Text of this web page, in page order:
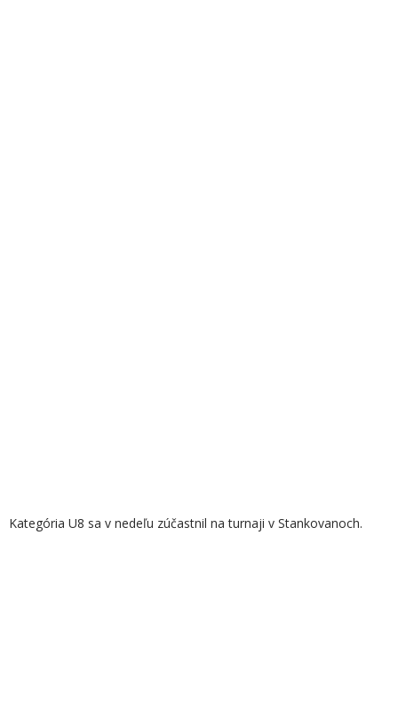
Kategória U8 sa v nedeľu zúčastnil na turnaji v Stankovanoch.